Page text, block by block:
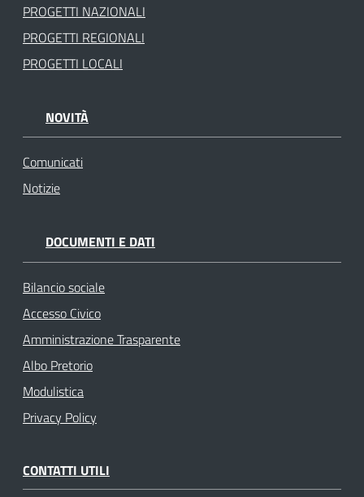
PROGETTI NAZIONALI
PROGETTI REGIONALI
PROGETTI LOCALI
NOVITÀ
Comunicati
Notizie
DOCUMENTI E DATI
Bilancio sociale
Accesso Civico
Amministrazione Trasparente
Albo Pretorio
Modulistica
Privacy Policy
CONTATTI UTILI